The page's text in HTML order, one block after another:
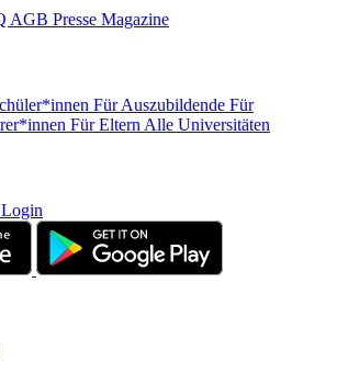
AGB Presse Magazine
Für Auszubildende Für
Für Eltern Alle Universitäten